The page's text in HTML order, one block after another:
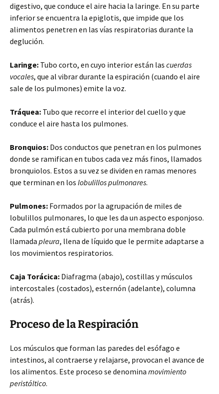
digestivo, que conduce el aire hacia la laringe. En su parte
inferior se encuentra la epiglotis, que impide que los
alimentos penetren en las vías respiratorias durante la
deglución.
Laringe: Tubo corto, en cuyo interior están las cuerdas
vocales, que al vibrar durante la espiración (cuando el aire
sale de los pulmones) emite la voz.
Tráquea: Tubo que recorre el interior del cuello y que
conduce el aire hasta los pulmones.
Bronquios: Dos conductos que penetran en los pulmones
donde se ramifican en tubos cada vez más finos, llamados
bronquiolos. Estos a su vez se dividen en ramas menores
que terminan en los lobulillos pulmonares.
Pulmones: Formados por la agrupación de miles de
lobulillos pulmonares, lo que les da un aspecto esponjoso.
Cada pulmón está cubierto por una membrana doble
llamada pleura, llena de líquido que le permite adaptarse a
los movimientos respiratorios.
Caja Torácica: Diafragma (abajo), costillas y músculos
intercostales (costados), esternón (adelante), columna
(atrás).
Proceso de la Respiración
Los músculos que forman las paredes del esófago e
intestinos, al contraerse y relajarse, provocan el avance de
los alimentos. Este proceso se denomina movimiento
peristáltico.